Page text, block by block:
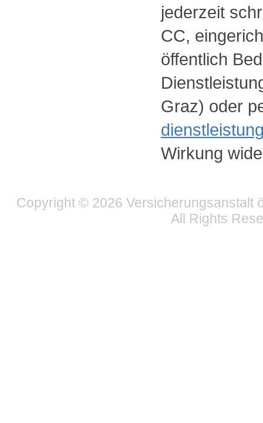
jederzeit
CC,
öffentlich
Graz) oder
Wirkung
Copyright © 2026 Versicherungsanstalt
All Rights